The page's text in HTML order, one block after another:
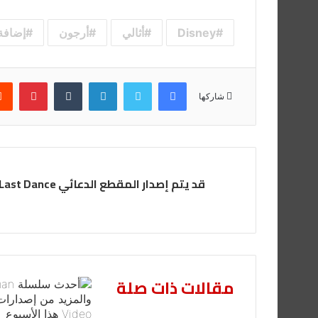
Disney أثالي أرجون
شاركها
فيسبوكتويتر لينكدإن
قد يتم إصدار المقطع الدعائي Last Dance الأسبوع المقبل
مقالات ذات صلة